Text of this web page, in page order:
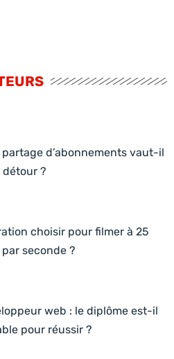
partage d’abonnements vaut-il
détour ?
choisir pour filmer à 25
seconde ?
web : le diplôme est-il
pour réussir ?